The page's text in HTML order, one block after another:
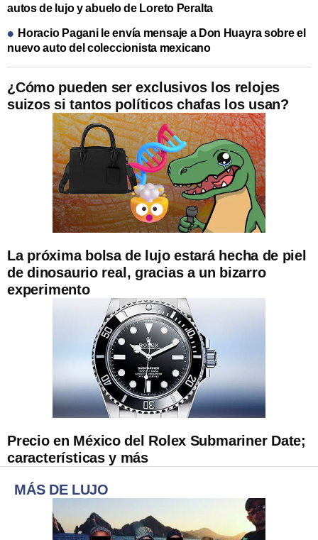
¿Cómo pueden ser exclusivos los relojes
suizos si tantos políticos chafas los usan?
La próxima bolsa de lujo estará hecha de piel
de dinosaurio real, gracias a un bizarro
experimento
autos de lujo y abuelo de Loreto Peralta
Horacio Pagani le envía mensaje a Don Huayra sobre el
nuevo auto del coleccionista mexicano
Precio en México del Rolex Submariner Date;
características y más
MÁS DE LUJO